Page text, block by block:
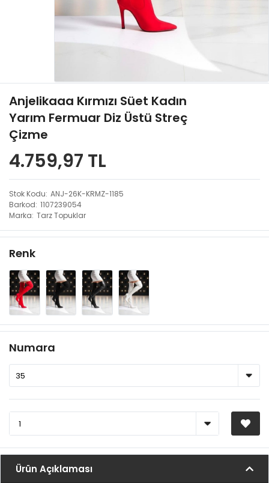
Anjelikaaa Kırmızı Süet Kadın
Yarım Fermuar Diz Üstü Streç
Çizme
4.759,97 TL
Stok Kodu ANJ-26K-KRMZ-1185
Barkod 1107239054
Marka Tarz Topuklar
Renk
Numara
Ürün Açıklaması